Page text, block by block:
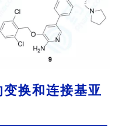
换和连接基亚